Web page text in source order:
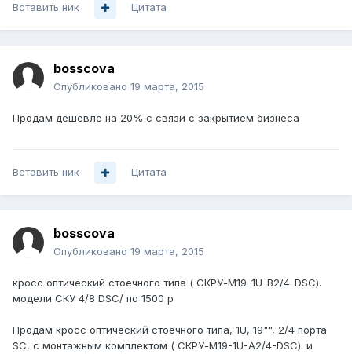
Вставить ник Цитата
bosscova
Опубликовано 19 марта, 2015
Продам дешевле на 20% с связи с закрытием бизнеса
Вставить ник Цитата
bosscova
Опубликовано 19 марта, 2015
кросс оптический стоечного типа ( СКРУ-М19-1U-B2/4-DSC).
модели СКУ 4/8 DSC/ по 1500 р
Продам кросс оптический стоечного типа, 1U, 19"", 2/4 порта
SC, с монтажным комплектом ( СКРУ-М19-1U-А2/4-DSC). и